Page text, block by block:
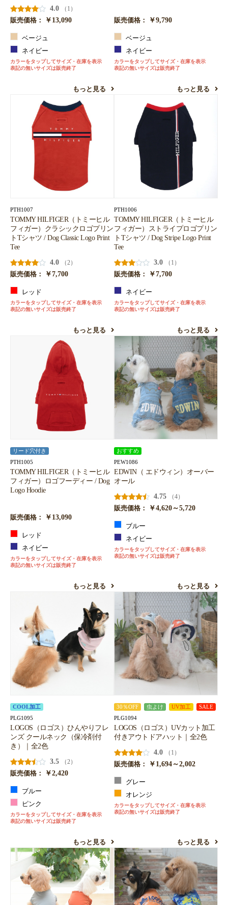
4.0
（1）
販売価格：
￥13,090
ベージュ
ネイビー
カラーをタップしてサイズ・在庫を表示
表記の無いサイズは販売終了
もっと見る
販売価格： ￥9,790
ベージュ
ネイビー
カラーをタップしてサイズ・在庫を表示
表記の無いサイズは販売終了
もっと見る
PTH1007
TOMMY HILFIGER（トミーヒル
フィガー）クラシックロゴプリン
トTシャツ / Dog Classic Logo Print
Tee
4.0
（2）
販売価格：
￥7,700
レッド
カラーをタップしてサイズ・在庫を表示
表記の無いサイズは販売終了
もっと見る
PTH1006
TOMMY HILFIGER（トミーヒル
フィガー）ストライプロゴプリン
トTシャツ / Dog Stripe Logo Print
Tee
3.0
（1）
販売価格：
￥7,700
ネイビー
カラーをタップしてサイズ・在庫を表示
表記の無いサイズは販売終了
もっと見る
リード穴付き
PTH1005
TOMMY HILFIGER（トミーヒル
フィガー）ロゴフーディー / Dog
Logo Hoodie
販売価格： ￥13,090
レッド
ネイビー
カラーをタップしてサイズ・在庫を表示
表記の無いサイズは販売終了
もっと見る
おすすめ
PEW1086
EDWIN（ エドウィン）オーバー
オール
4.75
（4）
販売価格：
￥4,620～5,720
ブルー
ネイビー
カラーをタップしてサイズ・在庫を表示
表記の無いサイズは販売終了
もっと見る
COOL加工
PLG1095
LOGOS（ロゴス）ひんやりフレ
ンズ クールネック（保冷剤付
き）｜全2色
3.5
（2）
販売価格：
￥2,420
ブルー
ピンク
カラーをタップしてサイズ・在庫を表示
表記の無いサイズは販売終了
もっと見る
30％OFF 虫よけ UV加工 SALE
PLG1094
LOGOS（ロゴス）UVカット加工
付きアウトドアハット｜全2色
4.0
（1）
販売価格：
￥1,694～2,002
グレー
オレンジ
カラーをタップしてサイズ・在庫を表示
表記の無いサイズは販売終了
もっと見る